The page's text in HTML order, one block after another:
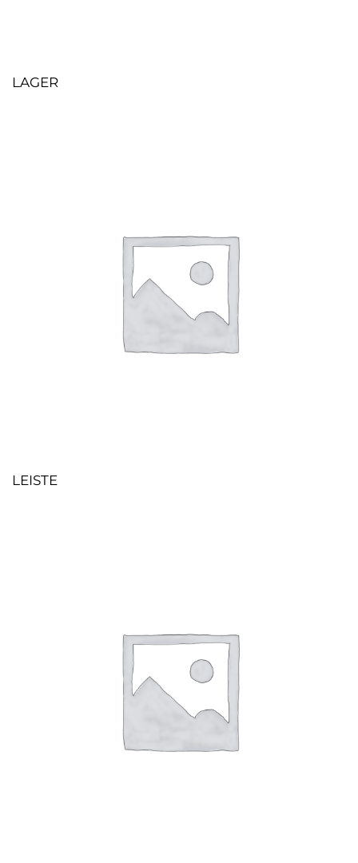
LAGER
LEISTE